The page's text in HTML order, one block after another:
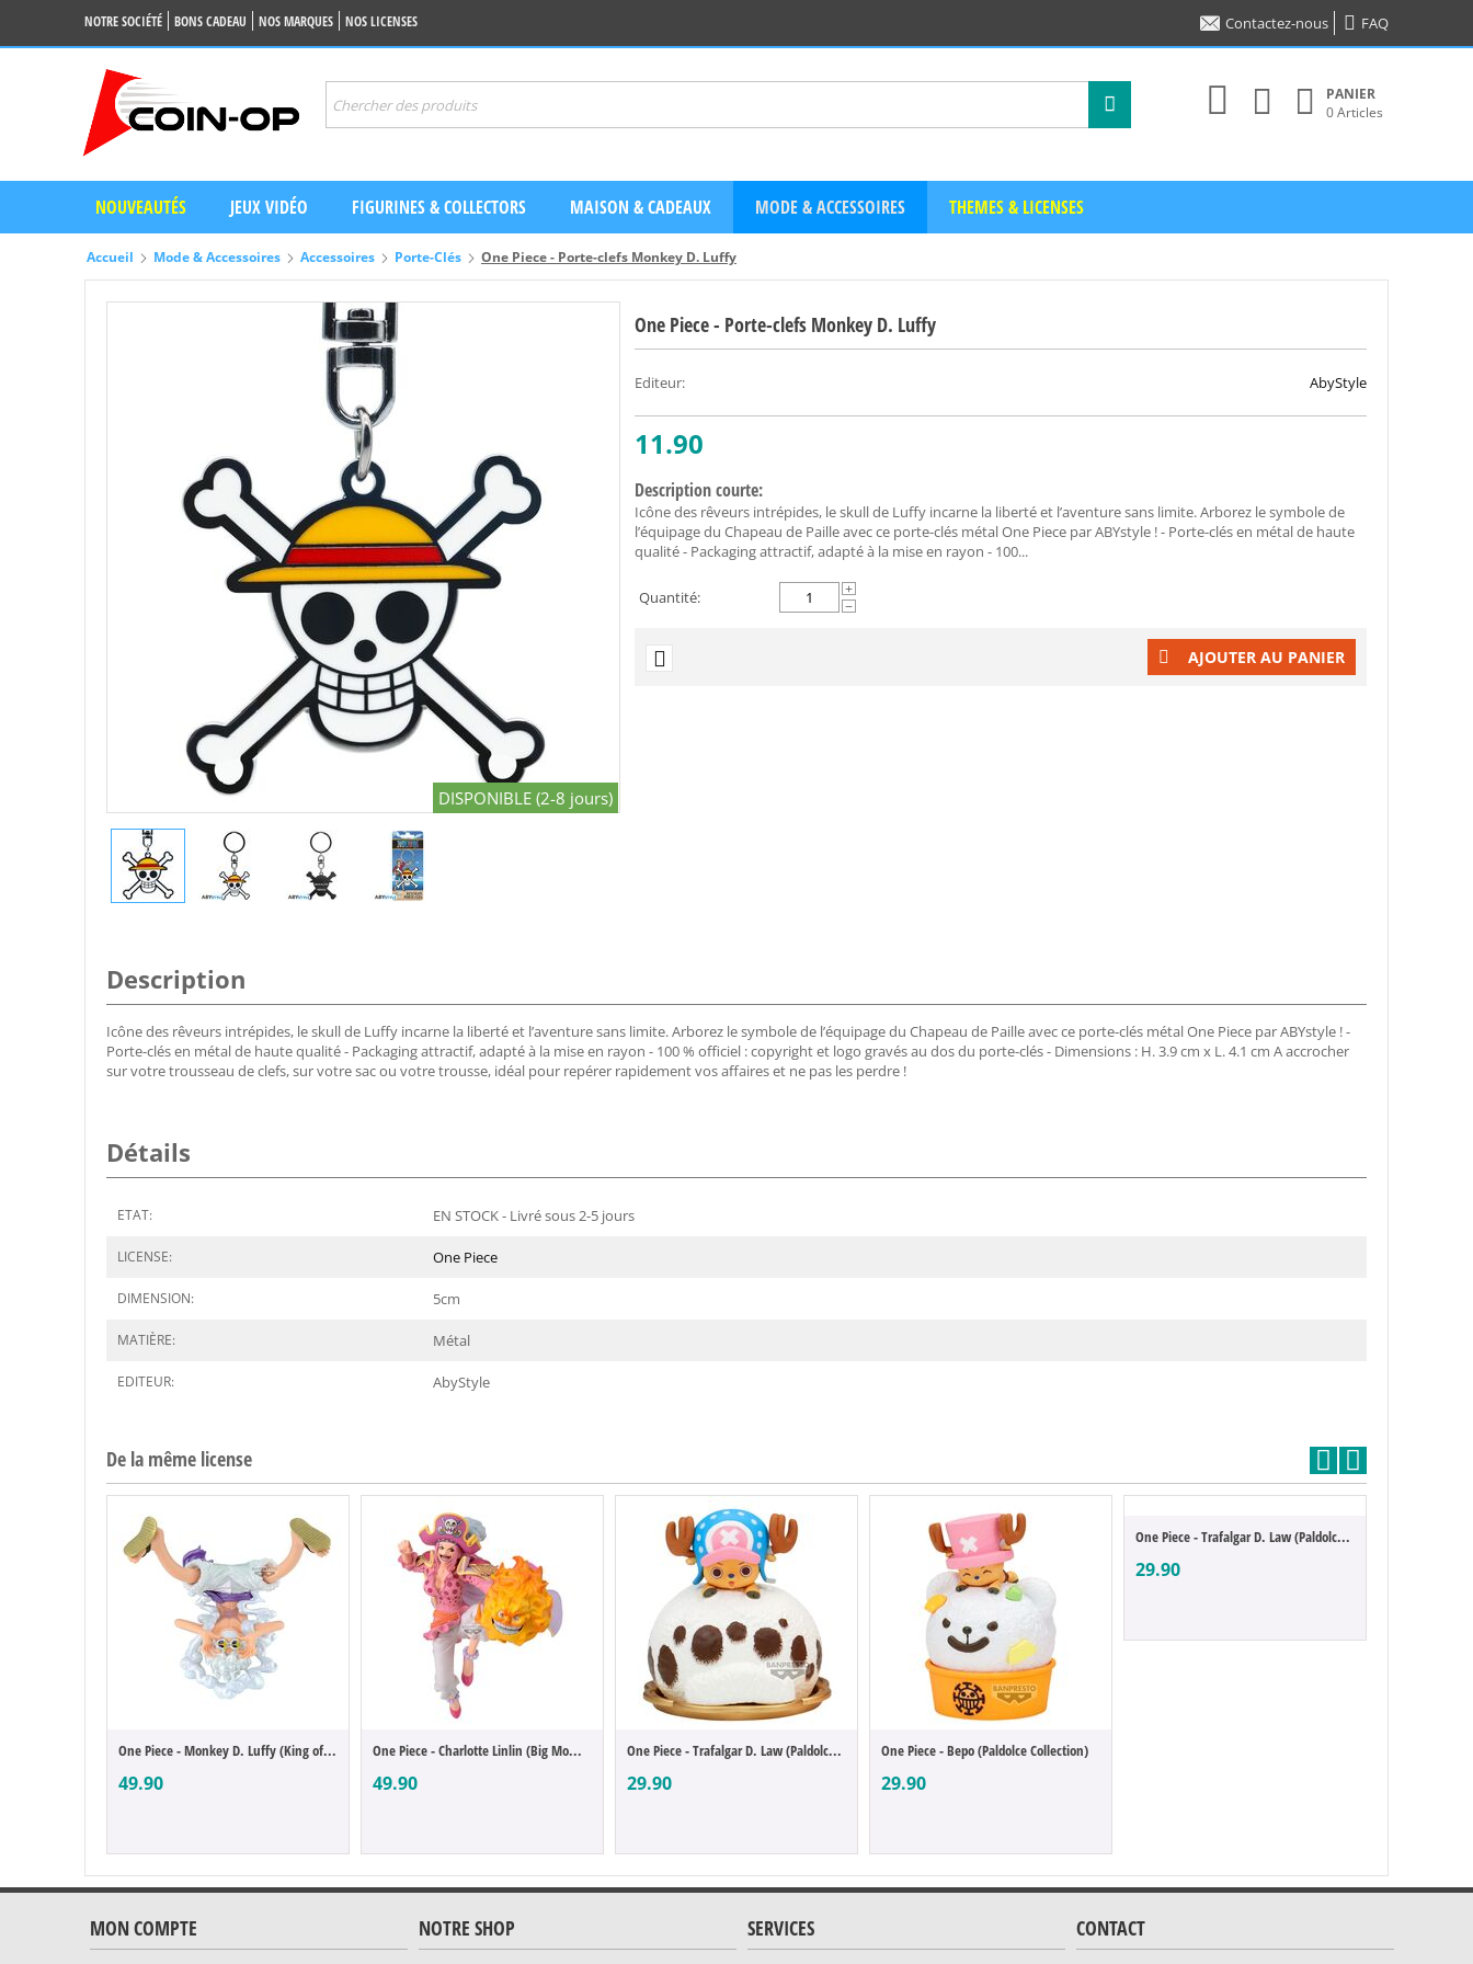
NOTRE SOCIÉTÉ BONS CADEAU NOS MARQUES NOS LICENSES Contactez-nous FAQ
PANIER
0 Articles
NOUVEAUTÉS JEUX VIDÉO FIGURINES & COLLECTORS MAISON & CADEAUX MODE & ACCESSOIRES THEMES & LICENSES
Accueil Mode & Accessoires Accessoires Porte-Clés One Piece - Porte-clefs Monkey D. Luffy
DISPONIBLE (2-8 jours)
One Piece - Porte-clefs Monkey D. Luffy
Editeur: AbyStyle
11.90
Description courte:
Icône des rêveurs intrépides, le skull de Luffy incarne la liberté et l’aventure sans limite. Arborez le symbole de
l’équipage du Chapeau de Paille avec ce porte-clés métal One Piece par ABYstyle ! - Porte-clés en métal de haute
qualité - Packaging attractif, adapté à la mise en rayon - 100...
Quantité:
+
−
AJOUTER AU PANIER
Description
Icône des rêveurs intrépides, le skull de Luffy incarne la liberté et l’aventure sans limite. Arborez le symbole de l’équipage du Chapeau de Paille avec ce porte-clés métal One Piece par ABYstyle ! -
Porte-clés en métal de haute qualité - Packaging attractif, adapté à la mise en rayon - 100 % officiel : copyright et logo gravés au dos du porte-clés - Dimensions : H. 3.9 cm x L. 4.1 cm A accrocher
sur votre trousseau de clefs, sur votre sac ou votre trousse, idéal pour repérer rapidement vos affaires et ne pas les perdre !
Détails
ETAT: EN STOCK - Livré sous 2-5 jours
LICENSE: One Piece
DIMENSION: 5cm
MATIÈRE: Métal
EDITEUR: AbyStyle
De la même license
One Piece - Monkey D. Luffy (King of Artist)
49.90
One Piece - Charlotte Linlin (Big Mom) (B...
49.90
One Piece - Trafalgar D. Law (Paldolce Co...
29.90
One Piece - Bepo (Paldolce Collection)
29.90
One Piece - Trafalgar D. Law (Paldolce Co...
29.90
MON COMPTE NOTRE SHOP SERVICES CONTACT